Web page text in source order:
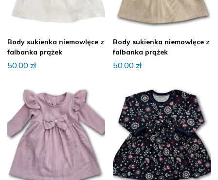
Body sukienka niemowlęce z
falbanka prążek
50.00 zł
Body sukienka niemowlęce z
falbanka prążek
50.00 zł